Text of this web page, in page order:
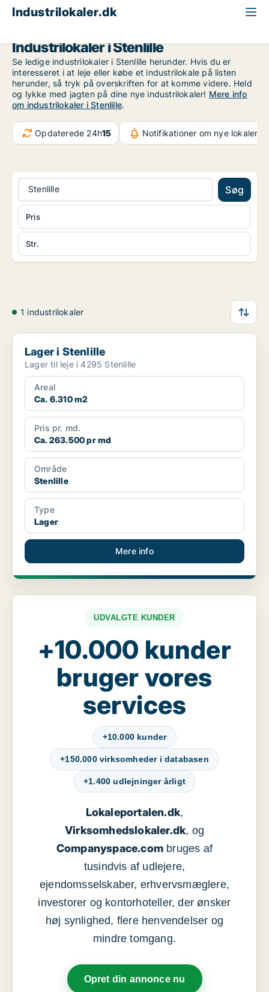
Industrilokaler.dk
Industrilokaler i Stenlille
Se ledige industrilokaler i Stenlille herunder. Hvis du er
interesseret i at leje eller købe et industrilokale på listen
herunder, så tryk på overskriften for at komme videre. Held
og lykke med jagten på dine nye industrilokaler! Mere info
om industrilokaler i Stenlille.
Opdaterede 24h15 Notifikationer om nye lokaler
Stenlille Søg
Str.
Pris
1 industrilokaler
Lager i Stenlille
Lager i Stenlille
Lager til leje i 4295 Stenlille
Areal
Ca. 6.310 m2
Pris pr. md.
Ca. 263.500 pr md
Område
Stenlille
Type
Lager
Mere info
UDVALGTE KUNDER
+10.000 kunder
bruger vores
services
+10.000 kunder
+150.000 virksomheder i databasen
+1.400 udlejninger årligt
Lokaleportalen.dk,
Virksomhedslokaler.dk, og
Companyspace.com bruges af
tusindvis af udlejere,
ejendomsselskaber, erhvervsmæglere,
investorer og kontorhoteller, der ønsker
høj synlighed, flere henvendelser og
mindre tomgang.
Opret din annonce nu